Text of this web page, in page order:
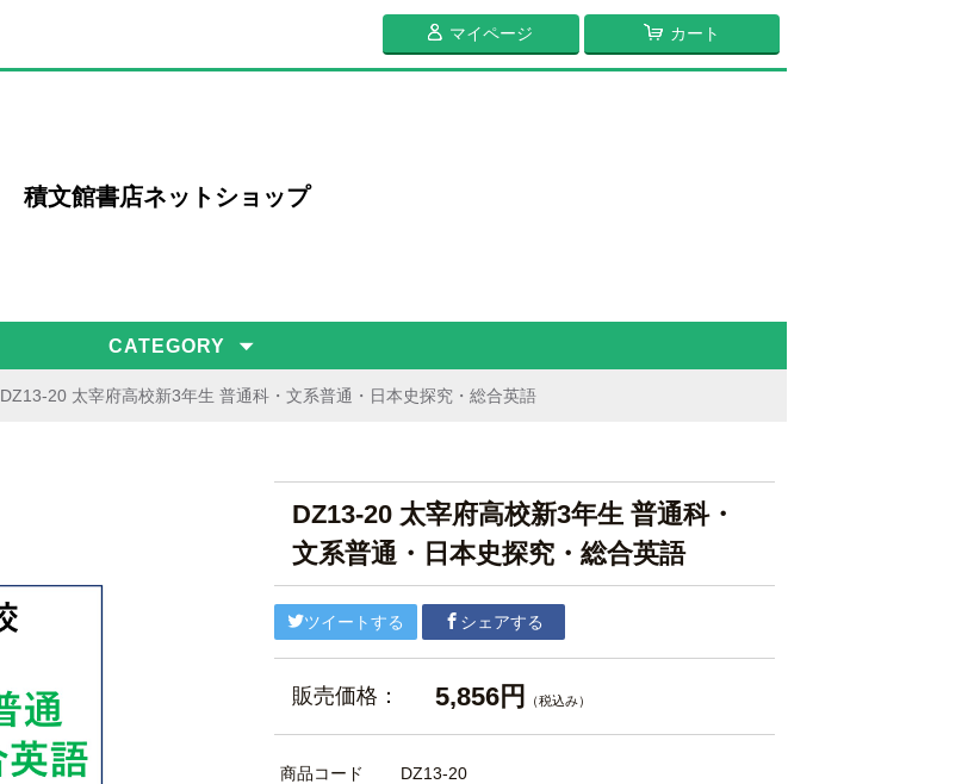
積文館書店ネットショップ
マイページ カート
CATEGORY
DZ13-20 太宰府高校新3年生 普通科・文系普通・日本史探究・総合英語
DZ13-20 太宰府高校新3年生 普通科・
文系普通・日本史探究・総合英語
ツイートする シェアする
販売価格： 5,856円 （税込み）
商品コード DZ13-20